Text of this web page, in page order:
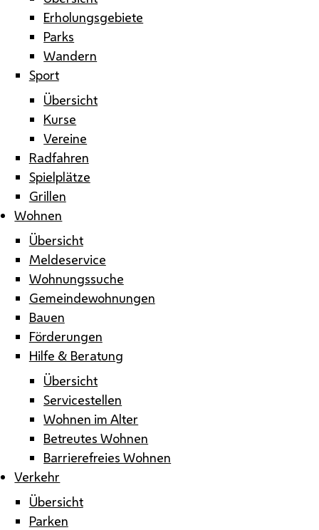
Erholungsgebiete
Parks
Wandern
Sport
Übersicht
Kurse
Vereine
Radfahren
Spielplätze
Grillen
Wohnen
Übersicht
Meldeservice
Wohnungssuche
Gemeindewohnungen
Bauen
Förderungen
Hilfe & Beratung
Übersicht
Servicestellen
Wohnen im Alter
Betreutes Wohnen
Barrierefreies Wohnen
Verkehr
Übersicht
Parken